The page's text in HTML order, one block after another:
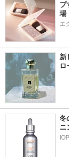
プ
場
エ
新
ロ
冬
ニ